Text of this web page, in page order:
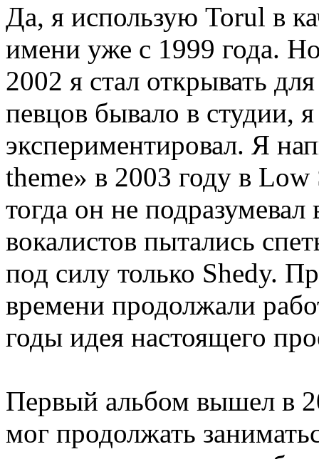
Да, я использую Torul в
имени уже с 1999 года.
2002 я стал открывать
певцов бывало в студии,
экспериментировал. Я
theme» в 2003 году в
тогда он не
вокалистов пытались
под силу только Shedy.
времени продолжали
годы идея настоящего
Первый альбом вышел в
мог продолжать